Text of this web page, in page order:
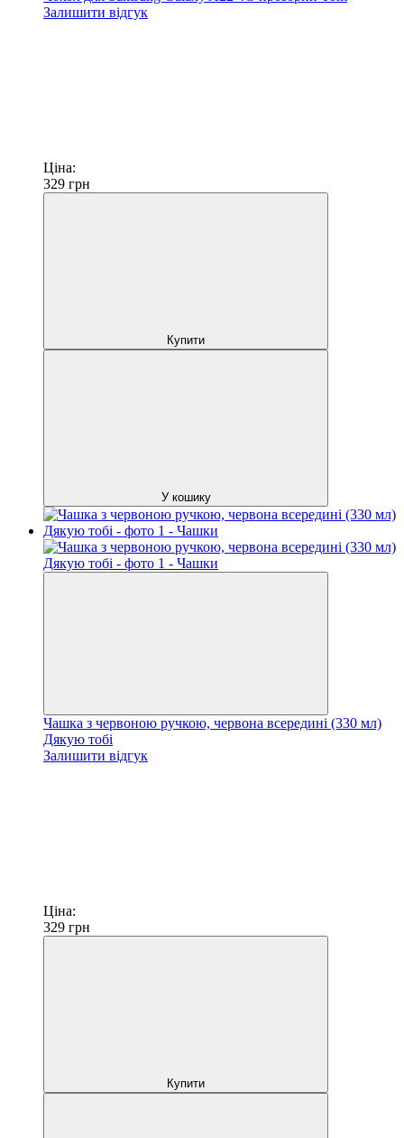
Залишити відгук
Ціна:
329 грн
Купити
У кошику
Чашка з червоною ручкою, червона всередині (330 мл)
Дякую тобі
Залишити відгук
Ціна:
329 грн
Купити